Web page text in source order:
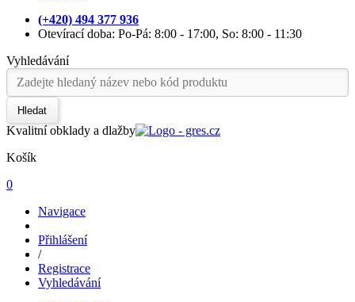
(+420) 494 377 936
Otevírací doba: Po-Pá: 8:00 - 17:00, So: 8:00 - 11:30
Vyhledávání
Hledat
Kvalitní obklady a dlažby
Košík
0
Navigace
Přihlášení
/
Registrace
Vyhledávání